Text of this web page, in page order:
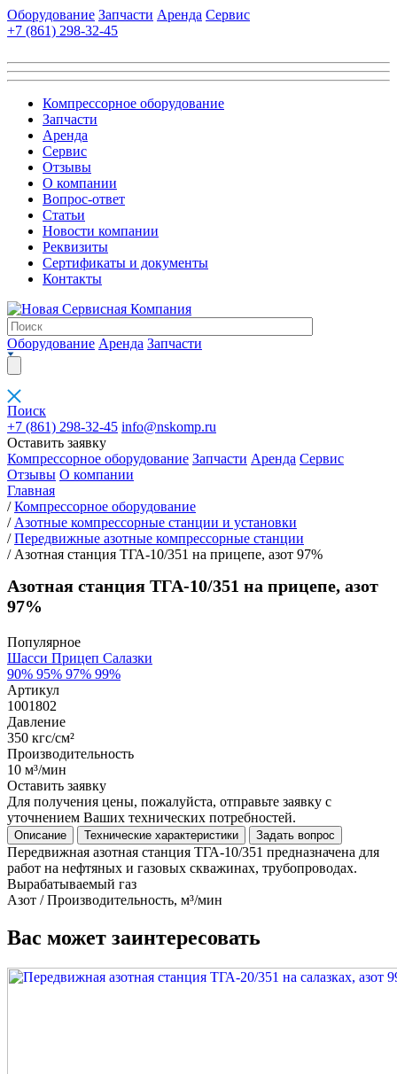
Оборудование Запчасти Аренда Сервис
+7 (861) 298-32-45
Компрессорное оборудование
Запчасти
Аренда
Сервис
Отзывы
О компании
Вопрос-ответ
Статьи
Новости компании
Реквизиты
Сертификаты и документы
Контакты
Оборудование Аренда Запчасти
Поиск
+7 (861) 298-32-45 info@nskomp.ru
Оставить заявку
Компрессорное оборудование Запчасти Аренда Сервис
Отзывы О компании
Главная
/Компрессорное оборудование
/ Азотные компрессорные станции и установки
/Передвижные азотные компрессорные станции
/ Азотная станция ТГА-10/351 на прицепе, азот 97%
Азотная станция ТГА-10/351 на прицепе, азот
97%
Популярное
Шасси Прицеп Салазки
90% 95% 97% 99%
Артикул
1001802
Давление
350 кгс/см²
Производительность
10 м³/мин
Оставить заявку
Для получения цены, пожалуйста, отправьте заявку с
уточнением Ваших технических потребностей.
Описание Технические характеристики Задать вопрос
Передвижная азотная станция ТГА-10/351 предназначена для
работ на нефтяных и газовых скважинах, трубопроводах.
Вырабатываемый газ
Азот / Производительность, м³/мин
Вас может заинтересовать